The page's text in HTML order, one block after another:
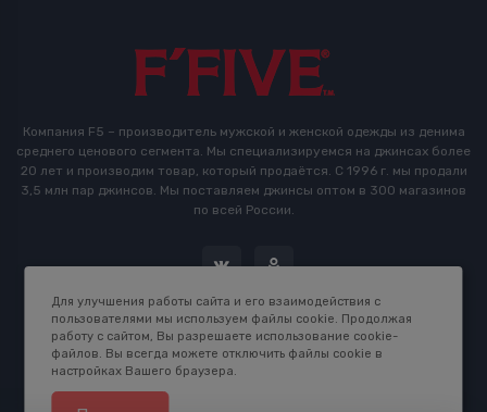
Компания F5 – производитель мужской и женской одежды из денима
среднего ценового сегмента. Мы специализируемся на джинсах более
20 лет и производим товар, который продаётся. С 1996 г. мы продали
3,5 млн пар джинсов. Мы поставляем джинсы оптом в 300 магазинов
по всей России.
Для улучшения работы сайта и его взаимодействия с
пользователями мы используем файлы cookie. Продолжая
работу с сайтом, Вы разрешаете использование cookie-
файлов. Вы всегда можете отключить файлы cookie в
настройках Вашего браузера.